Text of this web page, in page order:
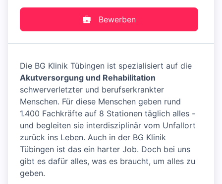
Bewerben
Die BG Klinik Tübingen ist spezialisiert auf die
Akutversorgung und Rehabilitation
schwerverletzter und berufserkrankter
Menschen. Für diese Menschen geben rund
1.400 Fachkräfte auf 8 Stationen täglich alles -
und begleiten sie interdisziplinär vom Unfallort
zurück ins Leben. Auch in der BG Klinik
Tübingen ist das ein harter Job. Doch bei uns
gibt es dafür alles, was es braucht, um alles zu
geben.